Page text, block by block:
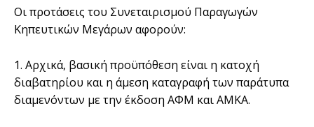
Οι προτάσεις του Συνεταιρισμού Παραγωγών
Κηπευτικών Μεγάρων αφορούν:
1. Αρχικά, βασική προϋπόθεση είναι η κατοχή
διαβατηρίου και η άμεση καταγραφή των παράτυπα
διαμενόντων με την έκδοση ΑΦΜ και ΑΜΚΑ.